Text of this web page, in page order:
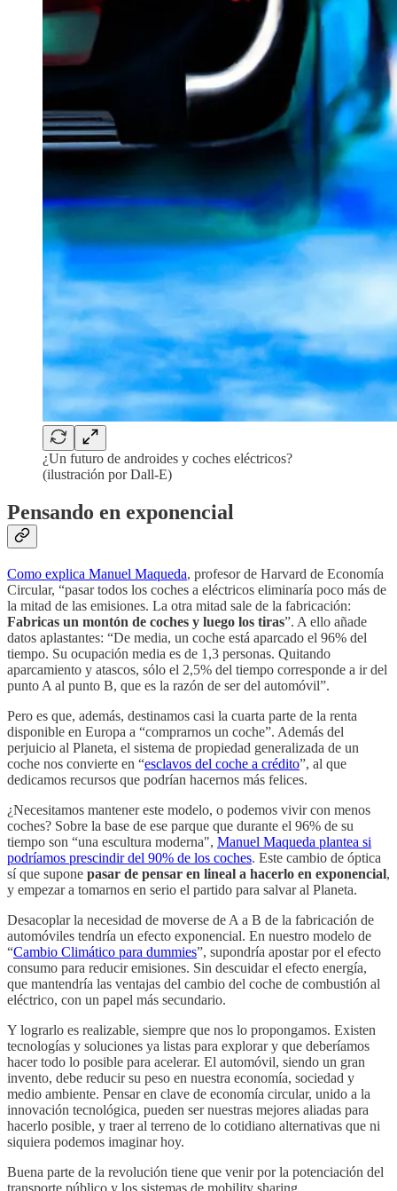
¿Un futuro de androides y coches eléctricos?
(ilustración por Dall-E)
Pensando en exponencial
Como explica Manuel Maqueda, profesor de Harvard de Economía
Circular, “pasar todos los coches a eléctricos eliminaría poco más de
la mitad de las emisiones. La otra mitad sale de la fabricación:
Fabricas un montón de coches y luego los tiras”. A ello añade
datos aplastantes: “De media, un coche está aparcado el 96% del
tiempo. Su ocupación media es de 1,3 personas. Quitando
aparcamiento y atascos, sólo el 2,5% del tiempo corresponde a ir del
punto A al punto B, que es la razón de ser del automóvil”.
Pero es que, además, destinamos casi la cuarta parte de la renta
disponible en Europa a “comprarnos un coche”. Además del
perjuicio al Planeta, el sistema de propiedad generalizada de un
coche nos convierte en “esclavos del coche a crédito”, al que
dedicamos recursos que podrían hacernos más felices.
¿Necesitamos mantener este modelo, o podemos vivir con menos
coches? Sobre la base de ese parque que durante el 96% de su
tiempo son “una escultura moderna", Manuel Maqueda plantea si
podríamos prescindir del 90% de los coches. Este cambio de óptica
sí que supone pasar de pensar en lineal a hacerlo en exponencial,
y empezar a tomarnos en serio el partido para salvar al Planeta.
Desacoplar la necesidad de moverse de A a B de la fabricación de
automóviles tendría un efecto exponencial. En nuestro modelo de
“Cambio Climático para dummies”, supondría apostar por el efecto
consumo para reducir emisiones. Sin descuidar el efecto energía,
que mantendría las ventajas del cambio del coche de combustión al
eléctrico, con un papel más secundario.
Y lograrlo es realizable, siempre que nos lo propongamos. Existen
tecnologías y soluciones ya listas para explorar y que deberíamos
hacer todo lo posible para acelerar. El automóvil, siendo un gran
invento, debe reducir su peso en nuestra economía, sociedad y
medio ambiente. Pensar en clave de economía circular, unido a la
innovación tecnológica, pueden ser nuestras mejores aliadas para
hacerlo posible, y traer al terreno de lo cotidiano alternativas que ni
siquiera podemos imaginar hoy.
Buena parte de la revolución tiene que venir por la potenciación del